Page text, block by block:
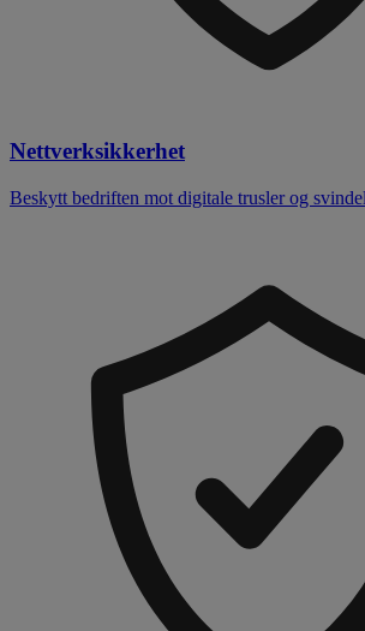
Nettverksikkerhet
Beskytt bedriften mot digitale trusler og